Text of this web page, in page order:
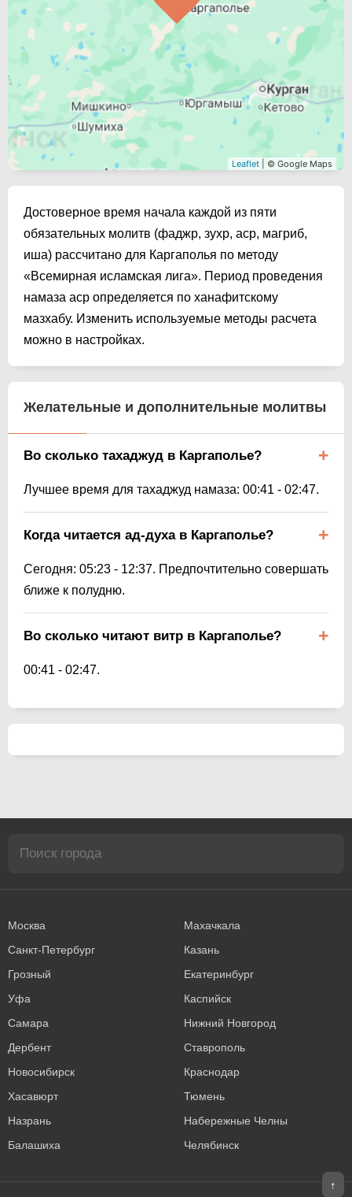
Leaflet | © Google Maps
Достоверное время начала каждой из пяти
обязательных молитв (фаджр, зухр, аср, магриб,
иша) рассчитано для Каргаполья по методу
«Всемирная исламская лига». Период проведения
намаза аср определяется по ханафитскому
мазхабу. Изменить используемые методы расчета
можно в настройках.
Желательные и дополнительные молитвы
Во сколько тахаджуд в Каргаполье?
Лучшее время для тахаджуд намаза: 00:41 - 02:47.
Когда читается ад-духа в Каргаполье?
Сегодня: 05:23 - 12:37. Предпочтительно совершать
ближе к полудню.
Во сколько читают витр в Каргаполье?
00:41 - 02:47.
Москва
Махачкала
Санкт-Петербург
Казань
Грозный
Екатеринбург
Уфа
Каспийск
Самара
Нижний Новгород
Дербент
Ставрополь
Новосибирск
Краснодар
Хасавюрт
Тюмень
Назрань
Набережные Челны
Балашиха
Челябинск
↑